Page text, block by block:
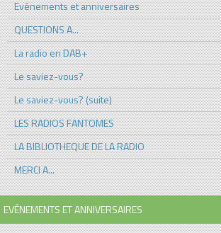
Evénements et anniversaires
QUESTIONS A...
La radio en DAB+
Le saviez-vous?
Le saviez-vous? (suite)
LES RADIOS FANTOMES
LA BIBLIOTHEQUE DE LA RADIO
MERCI A...
EVÉNEMENTS ET ANNIVERSAIRES